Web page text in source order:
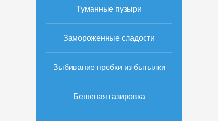
Туманные пузыри
Замороженные сладости
Выбивание пробки из бытылки
Бешеная газировка